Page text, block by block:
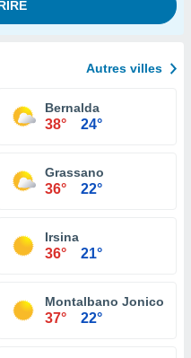
Autres villes
Bernalda
38° 24°
Grassano
36° 22°
Irsina
36° 21°
Montalbano Jonico
37° 22°